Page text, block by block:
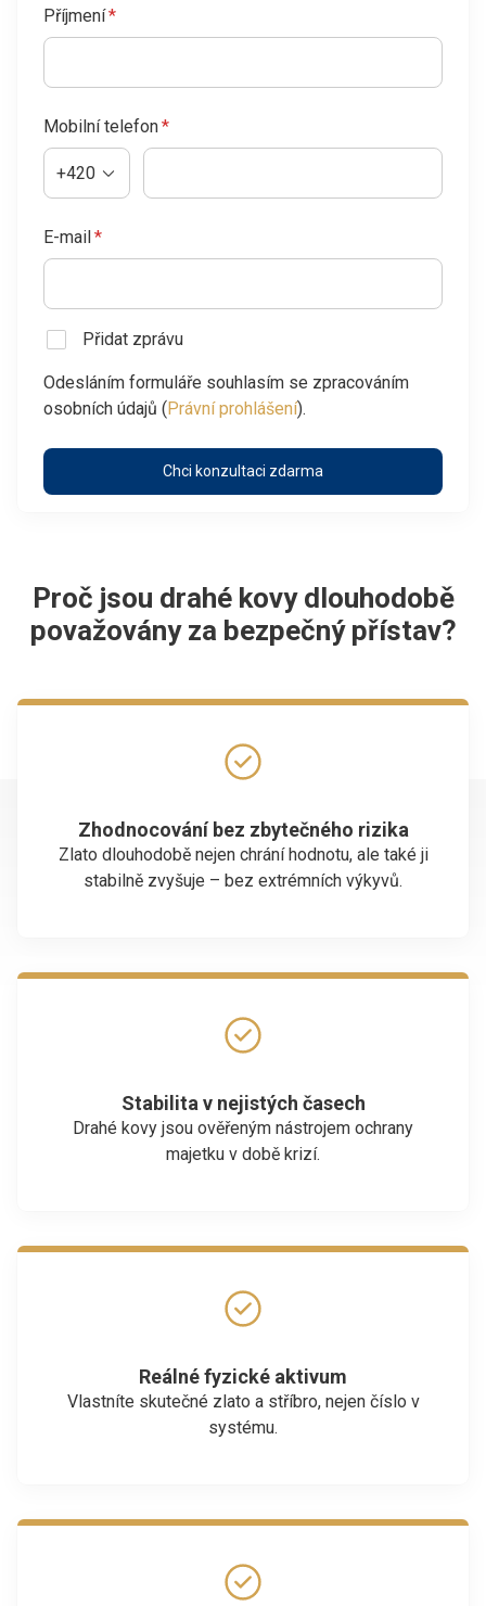
Příjmení*
Mobilní telefon*
+420
E-mail*
Přidat zprávu
Odesláním formuláře souhlasím se zpracováním
osobních údajů (Právní prohlášení).
Chci konzultaci zdarma
Proč jsou drahé kovy dlouhodobě
považovány za bezpečný přístav?
Zlato dlouhodobě nejen chrání hodnotu, ale také ji
stabilně zvyšuje – bez extrémních výkyvů.
Zhodnocování bez zbytečného rizika
Drahé kovy jsou ověřeným nástrojem ochrany
majetku v době krizí.
Stabilita v nejistých časech
Vlastníte skutečné zlato a stříbro, nejen číslo v
systému.
Reálné fyzické aktivum